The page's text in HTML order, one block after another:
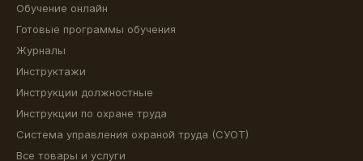
Обучение онлайн
Готовые программы обучения
Журналы
Инструктажи
Инструкции должностные
Инструкции по охране труда
Система управления охраной труда (СУОТ)
Все товары и услуги